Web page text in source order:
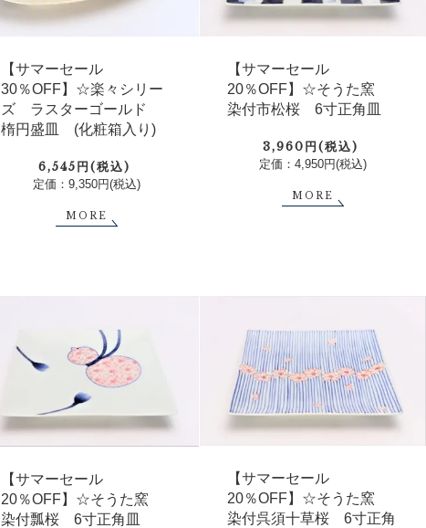
【サマーセール
30％OFF】☆楽々シリー
ズ ラスターゴールド
楕円盛皿 (化粧箱入り)
6,545円(税込)
定価：9,350円(税込)
MORE
【サマーセール
20％OFF】☆そうた窯
染付市松桜 6寸正角皿
3,960円(税込)
定価：4,950円(税込)
MORE
【サマーセール
20％OFF】☆そうた窯
染付瓢桜 6寸正角皿
【サマーセール
20％OFF】☆そうた窯
染付呉須十草桜 6寸正角